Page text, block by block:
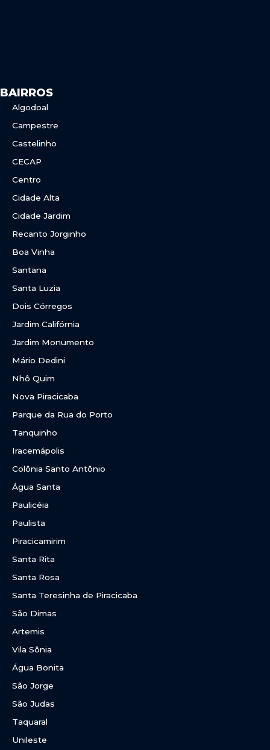
BAIRROS
Algodoal
Campestre
Castelinho
CECAP
Centro
Cidade Alta
Cidade Jardim
Recanto Jorginho
Boa Vinha
Santana
Santa Luzia
Dois Córregos
Jardim Califórnia
Jardim Monumento
Mário Dedini
Nhô Quim
Nova Piracicaba
Parque da Rua do Porto
Tanquinho
Iracemápolis
Colônia Santo Antônio
Água Santa
Paulicéia
Paulista
Piracicamirim
Santa Rita
Santa Rosa
Santa Teresinha de Piracicaba
São Dimas
Artemis
Vila Sônia
Água Bonita
São Jorge
São Judas
Taquaral
Unileste